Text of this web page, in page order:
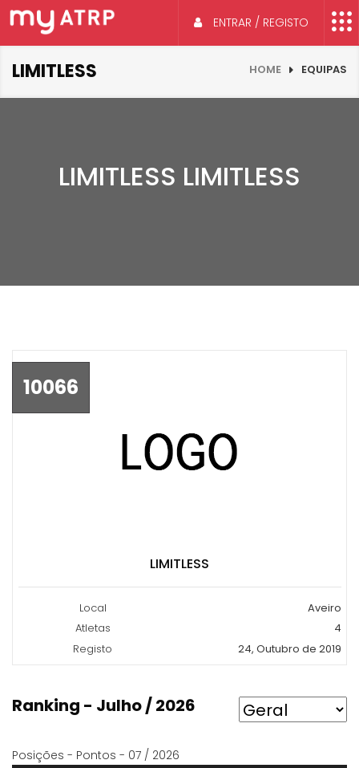
ENTRAR / REGISTO
LIMITLESS HOME EQUIPAS
LIMITLESS LIMITLESS
10066
LIMITLESS
Local
Aveiro
Atletas
4
Registo
24, Outubro de 2019
Ranking - Julho / 2026
Posições - Pontos - 07 / 2026